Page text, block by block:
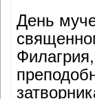
День